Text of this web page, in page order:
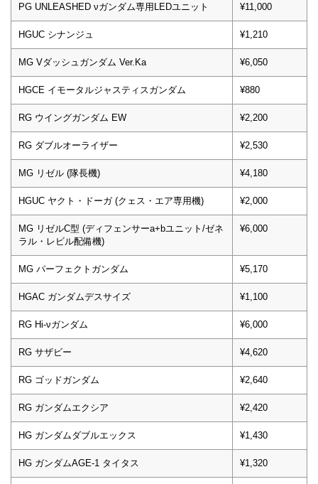
PG UNLEASHED νガンダム専用LEDユニット ¥11,000
HGUC シナンジュ ¥1,210
MG Vダッシュガンダム Ver.Ka ¥6,050
HGCE イモータルジャスティスガンダム ¥880
RG ウイングガンダム EW ¥2,200
RG ダブルオーライザー ¥2,530
MG リゼル (隊長機) ¥4,180
HGUC ヤクト・ドーガ (クェス・エア専用機) ¥2,000
MG リゼルC型 (ディフェンサーa+bユニット/ゼネ
ラル・レビル配備機)
¥6,000
MG パーフェクトガンダム ¥5,170
HGAC ガンダムデスサイズ ¥1,100
RG Hi-νガンダム ¥6,000
RG サザビー ¥4,620
RG ゴッドガンダム ¥2,640
RG ガンダムエクシア ¥2,420
HG ガンダムダブルエックス ¥1,430
HG ガンダムAGE-1 タイタス ¥1,320